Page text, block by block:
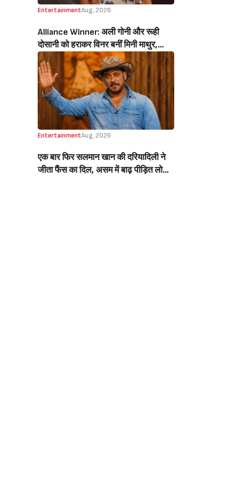
EntertainmentAug, 2026
Alliance Winner: अली गोनी और रूही
दोसानी को हराकर विनर बनीं मिनी माथुर,
इनाम में मिले 50 लाख रुपये और चमचमाती ही
ट्रॉफी (Mini Mathur Lifts Trophy
Beats Aly Goni And Ruhee Dosani)
EntertainmentAug, 2026
एक बार फिर सलमान खान की दरियादिली ने
जीता फैंस का दिल, असम में बाढ़ पीड़ित लोगों